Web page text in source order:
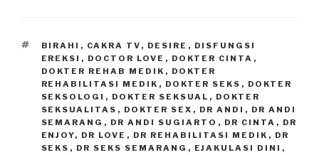
TAGS
BIRAHI , CAKRA TV , DESIRE , DISFUNGSI
EREKSI , DOCTOR LOVE , DOKTER CINTA ,
DOKTER REHAB MEDIK , DOKTER
REHABILITASI MEDIK , DOKTER SEKS , DOKTER
SEKSOLOGI , DOKTER SEKSUAL , DOKTER
SEKSUALITAS , DOKTER SEX , DR ANDI , DR ANDI
SEMARANG , DR ANDI SUGIARTO , DR CINTA , DR
ENJOY, DR LOVE , DR REHABILITASI MEDIK , DR
SEKS , DR SEKS SEMARANG , EJAKULASI DINI ,